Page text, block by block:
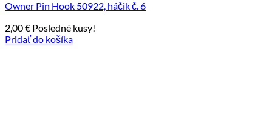
Owner Pin Hook 50922, háčik č. 6
2,00€ Posledné kusy!
Pridať do košíka